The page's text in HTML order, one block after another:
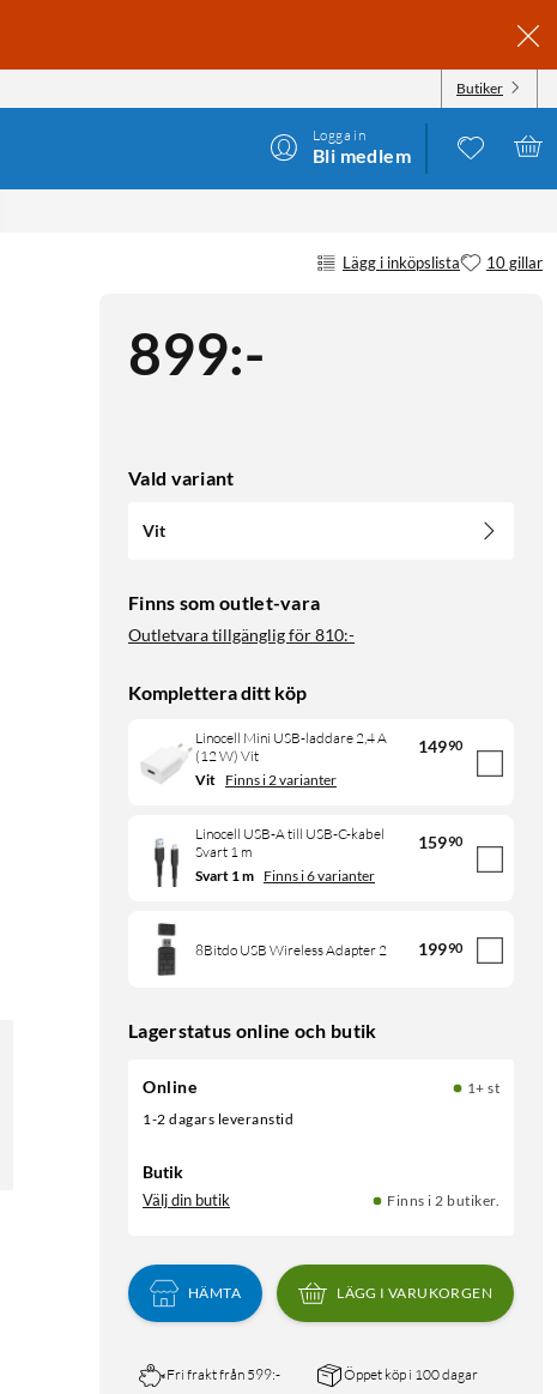
Butiker
Logga in
Bli medlem
Lägg i inköpslista 10 gillar
899:-
Vald variant
Vit
Finns som outlet-vara
Outletvara tillgänglig för810:-
Komplettera ditt köp
Linocell Mini USB-laddare 2,4 A
(12 W) Vit
14990
Vit Finns i 2 varianter
Linocell USB-A till USB-C-kabel
Svart 1 m
15990
Svart 1 m Finns i 6 varianter
8Bitdo USB Wireless Adapter 2 19990
Lagerstatus online och butik
Online
1+ st
1-2 dagars leveranstid
Butik
Välj din butik Finns i 2 butiker.
HÄMTA LÄGG I VARUKORGEN
Fri frakt från 599:- Öppet köp i 100 dagar